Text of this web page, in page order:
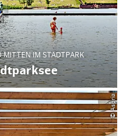
IM STADTPARK
© Aspria